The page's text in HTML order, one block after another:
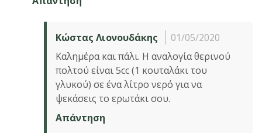
Κώστας Λιονουδάκης
01/05/2020
Καλημέρα και πάλι. Η αναλογία θερινού
πολτού είναι 5cc (1 κουταλάκι του
γλυκού) σε ένα λίτρο νερό για να
ψεκάσεις το ερωτάκι σου.
Απάντηση